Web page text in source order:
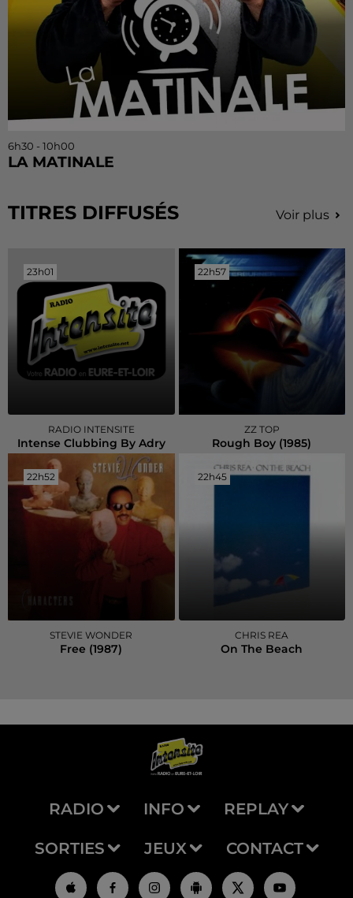
6h30 - 10h00
LA MATINALE
TITRES DIFFUSÉS Voir plus
23h01
23h01
RADIO INTENSITE
Intense Clubbing By Adry
22h57
22h57
ZZ TOP
Rough Boy (1985)
22h52
22h52
STEVIE WONDER
Free (1987)
22h45
22h45
CHRIS REA
On The Beach
RADIO INFO REPLAY
SORTIES JEUX CONTACT